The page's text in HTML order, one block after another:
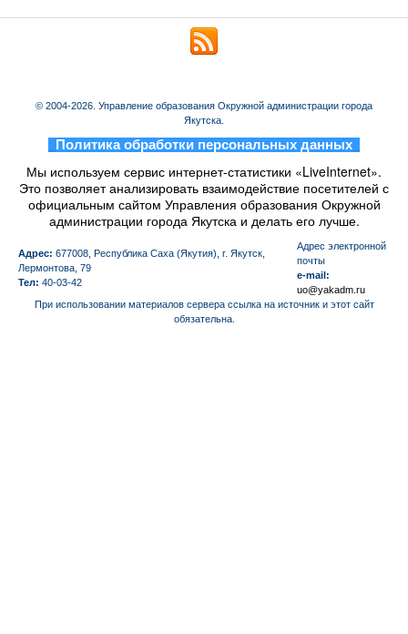
© 2004-2026. Управление образования Окружной администрации города
Якутска.
Политика обработки персональных данных
Мы используем сервис интернет-статистики «LiveInternet».
Это позволяет анализировать взаимодействие посетителей с
официальным сайтом Управления образования Окружной
администрации города Якутска и делать его лучше.
Адрес: 677008, Республика Саха (Якутия), г. Якутск,
Лермонтова, 79
Тел: 40-03-42
Aдрес электронной
почты
e-mail:
uo@yakadm.ru
При использовании материалов сервера ссылка на источник и этот сайт
обязательна.